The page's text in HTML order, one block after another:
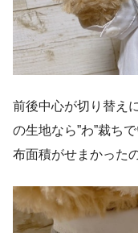
前後中心が切り替え
の生地なら”わ”裁ち
布面積がせまかった